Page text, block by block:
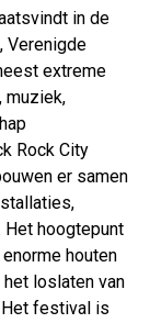
in de
Verenigde
extreme
muziek,
Rock City
er samen
hoogtepunt
houten
het loslaten van
Het festival is